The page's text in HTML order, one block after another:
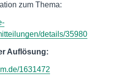
zum Thema:
details/35980
Auflösung:
1631472